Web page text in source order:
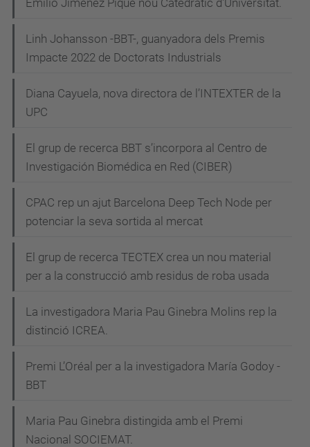
Emilio Jiménez Piqué nou Catedràtic d'Universitat.
Linh Johansson -BBT-, guanyadora dels Premis
Impacte 2022 de Doctorats Industrials
Diana Cayuela, nova directora de l’INTEXTER de la
UPC
El grup de recerca BBT s’incorpora al Centro de
Investigación Biomédica en Red (CIBER)
CPAC rep un ajut Barcelona Deep Tech Node per
potenciar la seva sortida al mercat
El grup de recerca TECTEX crea un nou material
per a la construcció amb residus de roba usada
La investigadora Maria Pau Ginebra Molins rep la
distinció ICREA.
Premi L’Oréal per a la investigadora María Godoy -
BBT
Maria Pau Ginebra distingida amb el Premi
Nacional SOCIEMAT.